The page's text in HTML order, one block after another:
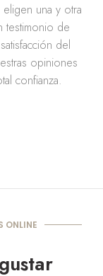
una y otra
testimonio de
del
opiniones
confianza.
ONLINE